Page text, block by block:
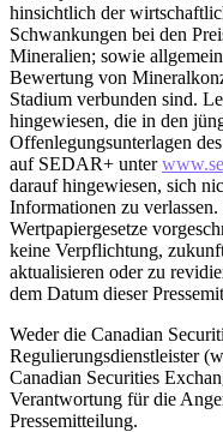
hinsichtlich der
Schwankungen bei den
Mineralien; sowie
Bewertung von
Stadium verbunden sind.
hingewiesen, die in den
Offenlegungsunterlagen
auf SEDAR+ unter
darauf hingewiesen, sich
Informationen zu
Wertpapiergesetze
keine Verpflichtung,
aktualisieren oder zu
dem Datum dieser
Weder die Canadian
Regulierungsdienstleister
Canadian Securities
Verantwortung für die
Pressemitteilung.